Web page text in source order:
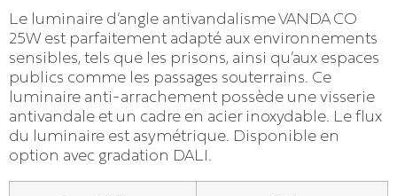
Le luminaire d’angle antivandalisme VANDA CO
25W est parfaitement adapté aux environnements
sensibles, tels que les prisons, ainsi qu’aux espaces
publics comme les passages souterrains. Ce
luminaire anti-arrachement possède une visserie
antivandale et un cadre en acier inoxydable. Le flux
du luminaire est asymétrique. Disponible en
option avec gradation DALI.